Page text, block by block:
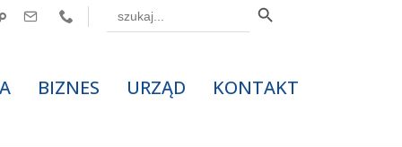
  for:
BIZNES URZĄD KONTAKT